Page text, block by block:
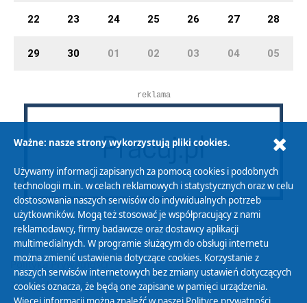
22 23 24 25 26 27 28
29 30 01 02 03 04 05
reklama
Polityka Prywatności
Zasady korzystania z Serwisu
Ważne: nasze strony wykorzystują pliki cookies.
Używamy informacji zapisanych za pomocą cookies i podobnych
technologii m.in. w celach reklamowych i statystycznych oraz w celu
dostosowania naszych serwisów do indywidualnych potrzeb
użytkowników. Mogą też stosować je współpracujący z nami
reklamodawcy, firmy badawcze oraz dostawcy aplikacji
multimedialnych. W programie służącym do obsługi internetu
można zmienić ustawienia dotyczące cookies. Korzystanie z
naszych serwisów internetowych bez zmiany ustawień dotyczących
cookies oznacza, że będą one zapisane w pamięci urządzenia.